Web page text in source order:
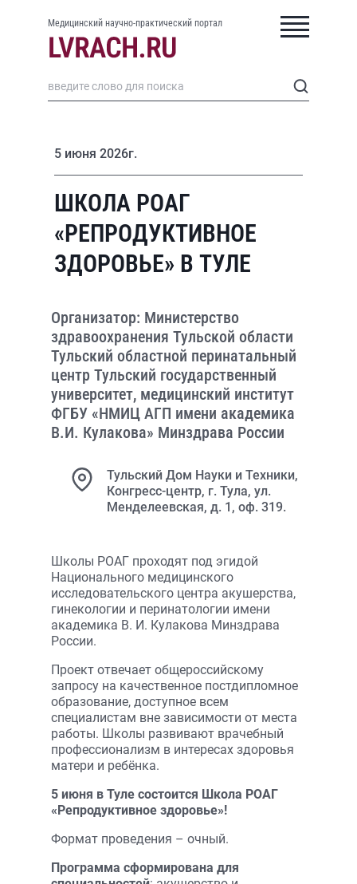
Медицинский научно-практический портал
5 июня 2026г.
ШКОЛА РОАГ
«РЕПРОДУКТИВНОЕ
ЗДОРОВЬЕ» В ТУЛЕ
Организатор: Министерство
здравоохранения Тульской области
Тульский областной перинатальный
центр Тульский государственный
университет, медицинский институт
ФГБУ «НМИЦ АГП имени академика
В.И. Кулакова» Минздрава России
Тульский Дом Науки и Техники,
Конгресс-центр, г. Тула, ул.
Менделеевская, д. 1, оф. 319.
Школы РОАГ проходят под эгидой
Национального медицинского
исследовательского центра акушерства,
гинекологии и перинатологии имени
академика В. И. Кулакова Минздрава
России.
Проект отвечает общероссийскому
запросу на качественное постдипломное
образование, доступное всем
специалистам вне зависимости от места
работы. Школы развивают врачебный
профессионализм в интересах здоровья
матери и ребёнка.
5 июня в Туле состоится Школа РОАГ
«Репродуктивное здоровье»!
Формат проведения – очный.
Программа сформирована для